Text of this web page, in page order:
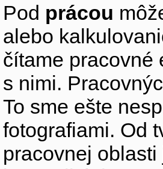
Pod prácou
alebo
čítame pracovné
s nimi.
To sme ešte
fotografiami. Od
pracovnej